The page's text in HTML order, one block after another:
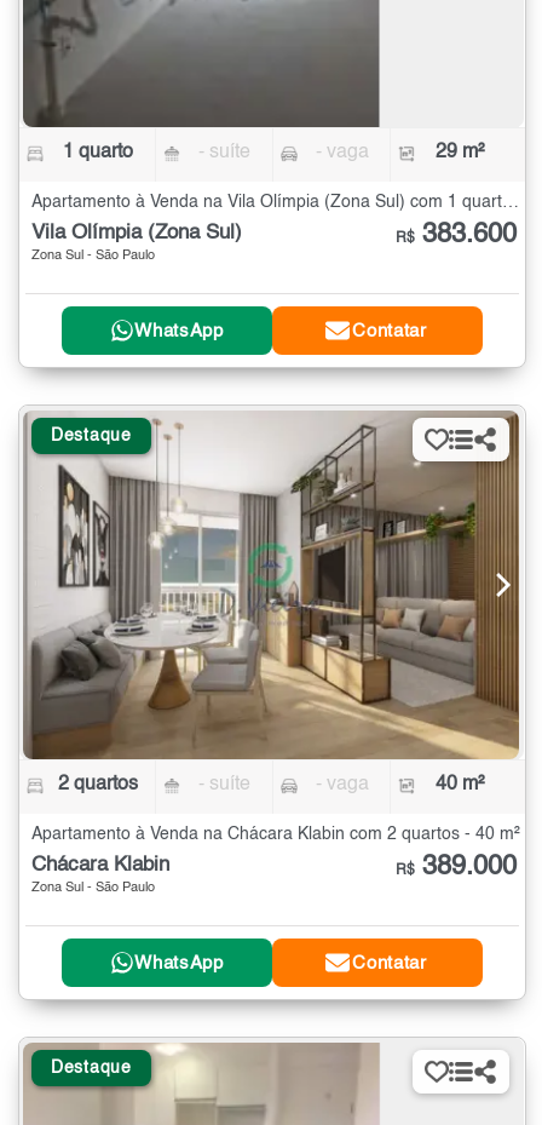
1 quarto - suíte - vaga 29 m²
Apartamento à Venda na Vila Olímpia (Zona Sul) com 1 quarto - 29 m²
Vila Olímpia (Zona Sul)
Zona Sul - São Paulo
R$ 383.600
WhatsApp Contatar
Destaque
2 quartos - suíte - vaga 40 m²
Apartamento à Venda na Chácara Klabin com 2 quartos - 40 m²
Chácara Klabin
Zona Sul - São Paulo
R$ 389.000
WhatsApp Contatar
Destaque